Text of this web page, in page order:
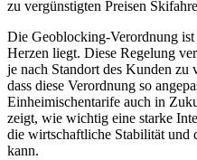
zu vergünstigten Preisen
Die Geoblocking-Verordnung
Herzen liegt. Diese Regelung
je nach Standort des Kunden zu
dass diese Verordnung so
Einheimischentarife auch in
zeigt, wie wichtig eine starke
die wirtschaftliche Stabilität und
kann.